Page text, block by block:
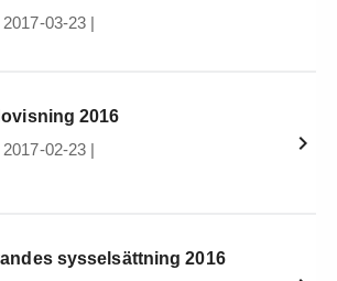
03-23 |
2016
02-23 |
sysselsättning 2016